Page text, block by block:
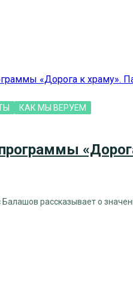
КАК МЫ ВЕРУЕМ
рассказывает о